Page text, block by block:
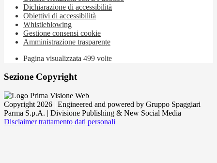
Dichiarazione di accessibilità
Obiettivi di accessibilità
Whistleblowing
Gestione consensi cookie
Amministrazione trasparente
Pagina visualizzata 499 volte
Sezione Copyright
Copyright 2026 | Engineered and powered by Gruppo Spaggiari
Parma S.p.A. | Divisione Publishing & New Social Media
Disclaimer trattamento dati personali